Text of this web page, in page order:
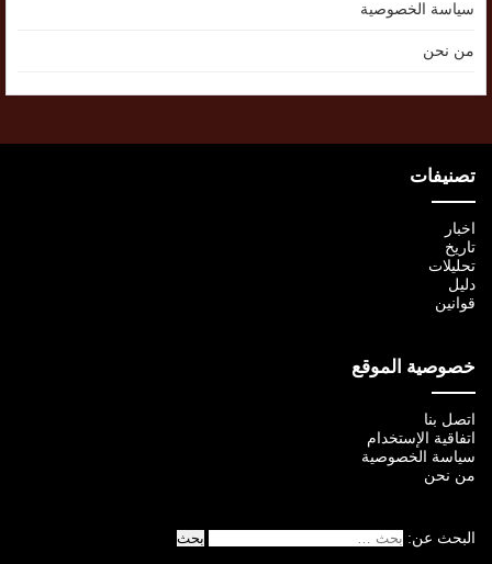
سياسة الخصوصية
من نحن
تصنيفات
اخبار
تاريخ
تحليلات
دليل
قوانين
خصوصية الموقع
اتصل بنا
اتفاقية الإستخدام
سياسة الخصوصية
من نحن
البحث عن: